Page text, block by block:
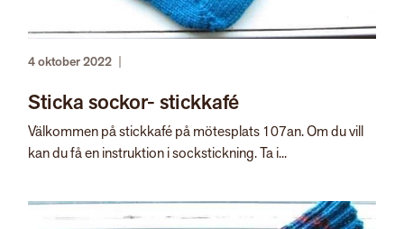
4 oktober 2022 |
Sticka sockor- stickkafé
Välkommen på stickkafé på mötesplats 107an. Om du vill
kan du få en instruktion i sockstickning. Ta i...